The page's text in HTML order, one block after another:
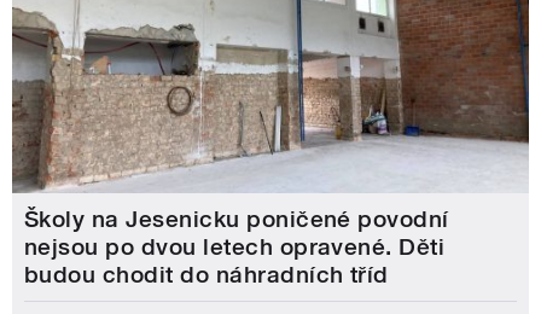
Školy na Jesenicku poničené povodní
nejsou po dvou letech opravené. Děti
budou chodit do náhradních tříd